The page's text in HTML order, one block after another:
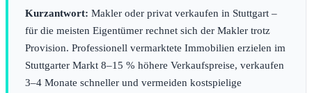
Kurzantwort: Makler oder privat verkaufen in Stuttgart –
für die meisten Eigentümer rechnet sich der Makler trotz
Provision. Professionell vermarktete Immobilien erzielen im
Stuttgarter Markt 8–15 % höhere Verkaufspreise, verkaufen
3–4 Monate schneller und vermeiden kostspielige